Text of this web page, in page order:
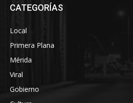
CATEGORÍAS
Local
Primera Plana
Mérida
Viral
Gobierno